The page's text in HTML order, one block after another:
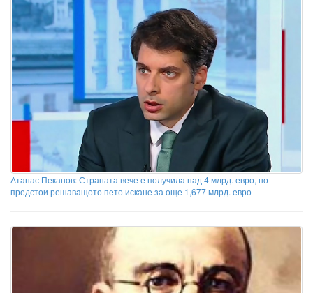
Атанас Пеканов: Страната вече е получила над 4 млрд. евро, но
предстои решаващото пето искане за още 1,677 млрд. евро